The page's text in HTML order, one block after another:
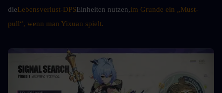
dieLebensverlust-DPSEinheiten nutzen,im Grunde ein „Must-
pull“, wenn man Yixuan spielt.